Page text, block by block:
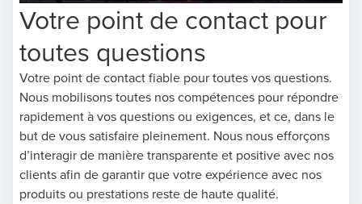
Votre point de contact pour
toutes questions
Votre point de contact fiable pour toutes vos questions.
Nous mobilisons toutes nos compétences pour répondre
rapidement à vos questions ou exigences, et ce, dans le
but de vous satisfaire pleinement. Nous nous efforçons
d’interagir de manière transparente et positive avec nos
clients afin de garantir que votre expérience avec nos
produits ou prestations reste de haute qualité.